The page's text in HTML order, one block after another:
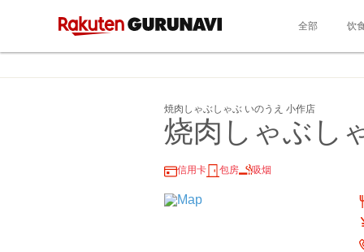
全部 饮
焼肉しゃぶしゃぶ いのうえ 小作店
烧肉しゃぶし
信用卡 包房 吸烟